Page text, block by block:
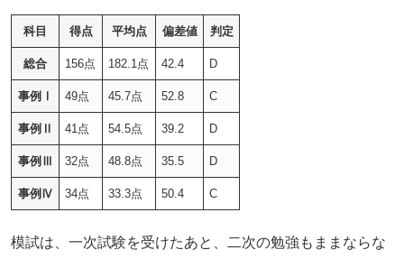
科目 得点 平均点 偏差値 判定
総合 156点 182.1点 42.4 D
事例Ⅰ 49点 45.7点 52.8 C
事例Ⅱ 41点 54.5点 39.2 D
事例Ⅲ 32点 48.8点 35.5 D
事例Ⅳ 34点 33.3点 50.4 C
模試は、一次試験を受けたあと、二次の勉強もままならな